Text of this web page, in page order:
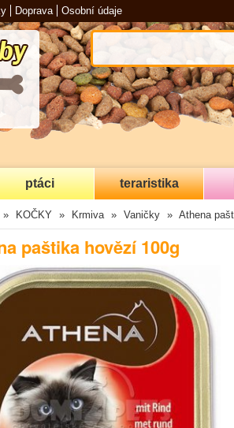
Doprava Osobní údaje
ptáci teraristika
KOČKY Krmiva Vaničky Athena
paštika hovězí 100g